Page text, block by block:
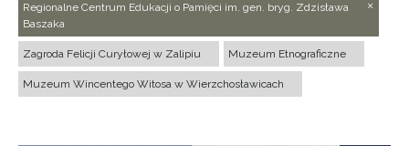
Regionalne Centrum Edukacji o Pamięci im. gen. bryg. Zdzisława
Baszaka
Zagroda Felicji Curyłowej w Zalipiu Muzeum Etnograficzne
Muzeum Wincentego Witosa w Wierzchosławicach